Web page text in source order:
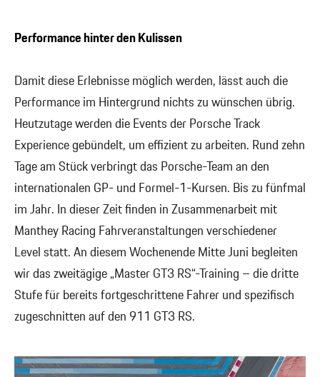
Performance hinter den Kulissen
Damit diese Erlebnisse möglich werden, lässt auch die
Performance im Hintergrund nichts zu wünschen übrig.
Heutzutage werden die Events der Porsche Track
Experience gebündelt, um effizient zu arbeiten. Rund zehn
Tage am Stück verbringt das Porsche-Team an den
internationalen GP- und Formel-1-Kursen. Bis zu fünfmal
im Jahr. In dieser Zeit finden in Zusammenarbeit mit
Manthey Racing Fahrveranstaltungen verschiedener
Level statt. An diesem Wochenende Mitte Juni begleiten
wir das zweitägige „Master GT3 RS“-Training – die dritte
Stufe für bereits fortgeschrittene Fahrer und spezifisch
zugeschnitten auf den 911 GT3 RS.